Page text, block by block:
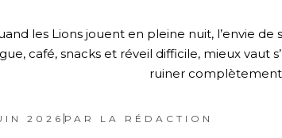
les Lions jouent en pleine nuit, l’envie
café, snacks et réveil difficile, mieux
ruiner
2026 PAR LA RÉDACTION